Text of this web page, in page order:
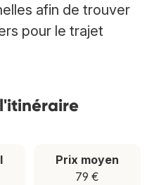
afin de trouver
pour le trajet
Prix moyen
79 €